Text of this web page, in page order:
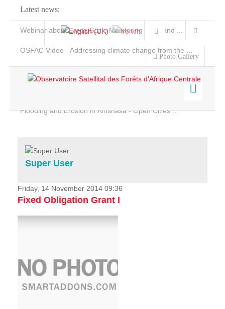
Latest news:
Webinar about Large Scale Monitoring and Land ...
OSFAC Video - Addressing climate change from the ...
Flooding and Erosion in Kinshasa - Open Cities ...
Photo Gallery
Home
Services
Projects
News & Stories
Super User
Friday, 14 November 2014 09:36
Fixed Obligation Grant I